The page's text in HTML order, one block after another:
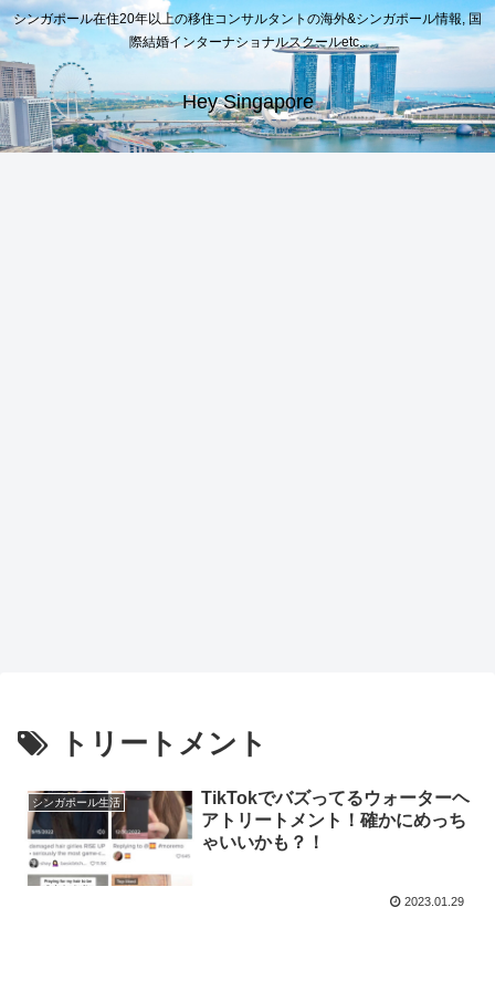
シンガポール在住20年以上の移住コンサルタントの海外&シンガポール情報, 国
際結婚インターナショナルスクールetc..
Hey Singapore
トリートメント
シンガポール生活
TikTokでバズってるウォーターヘ
アトリートメント！確かにめっち
ゃいいかも？！
2023.01.29